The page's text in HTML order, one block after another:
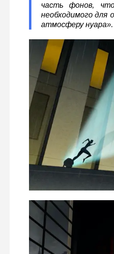
часть фонов,
необходимого для
атмосферу нуара».